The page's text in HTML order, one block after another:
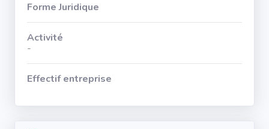
Forme Juridique
Activité
-
Effectif entreprise